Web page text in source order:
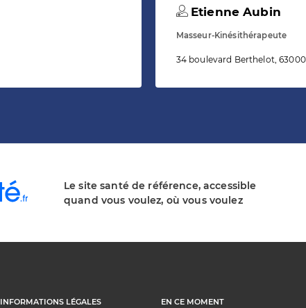
Etienne Aubin
Masseur-Kinésithérapeute
34 boulevard Berthelot,
Le site santé de référence, accessible
quand vous voulez, où vous voulez
INFORMATIONS LÉGALES EN CE MOMENT